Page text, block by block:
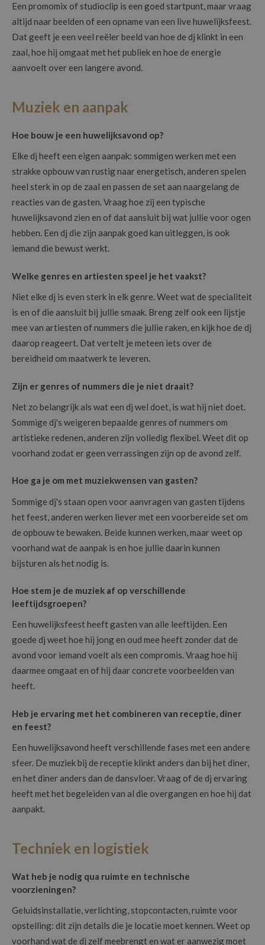
Een promomix of studioclip is een goed startpunt, maar vraag
altijd naar beelden of een opname van een live huwelijksfeest.
Dat geeft je een veel reëler beeld van hoe de dj klinkt in een
zaal, hoe hij omgaat met het publiek en hoe de energie
aanvoelt over een langere avond.
Muziek en aanpak
Hoe bouw je een huwelijksavond op?
Elke dj heeft een eigen aanpak: sommigen werken met een
strakke opbouw van rustig naar energetisch, anderen spelen
heel sterk in op de zaal en passen de set aan naargelang de
reacties van de gasten. Vraag hoe zij een typische
huwelijksavond zien en of dat aansluit bij wat jullie voor ogen
hebben. Een dj die zijn aanpak goed kan uitleggen, is ook
iemand die bewust werkt.
Welke genres en artiesten speel je het vaakst?
Niet elke dj is even sterk in elk genre. Weet wat de specialiteit
is en of die aansluit bij jullie smaak. Breng zelf ook een lijstje
mee van artiesten of nummers die jullie raken, en kijk hoe de dj
daarop reageert. Dat vertelt je meteen iets over de
bereidheid om maatwerk te leveren.
Zijn er genres of nummers die je niet draait?
Net zo belangrijk als wat een dj wel doet, is wat hij niet doet.
Sommige dj's weigeren bepaalde genres of nummers om
artistieke redenen, anderen zijn volledig flexibel. Weet dit op
voorhand zodat er geen verrassingen zijn op de avond zelf.
Hoe ga je om met muziekwensen van gasten?
Sommige dj's staan open voor aanvragen van gasten tijdens
het feest, anderen werken liever met een voorbereide set om
de opbouw te bewaken. Beide kunnen werken, maar weet op
voorhand wat de aanpak is en hoe jullie daarin kunnen
bijsturen als het nodig is.
Hoe stem je de muziek af op verschillende
leeftijdsgroepen?
Een huwelijksfeest heeft gasten van alle leeftijden. Een
goede dj weet hoe hij jong en oud mee heeft zonder dat de
avond voor iemand voelt als een compromis. Vraag hoe hij
daarmee omgaat en of hij daar concrete voorbeelden van
heeft.
Heb je ervaring met het combineren van receptie, diner
en feest?
Een huwelijksavond heeft verschillende fases met een andere
sfeer. De muziek bij de receptie klinkt anders dan bij het diner,
en het diner anders dan de dansvloer. Vraag of de dj ervaring
heeft met het begeleiden van al die overgangen en hoe hij dat
aanpakt.
Techniek en logistiek
Wat heb je nodig qua ruimte en technische
voorzieningen?
Geluidsinstallatie, verlichting, stopcontacten, ruimte voor
opstelling: dit zijn details die je locatie moet kennen. Weet op
voorhand wat de dj zelf meebrengt en wat er aanwezig moet